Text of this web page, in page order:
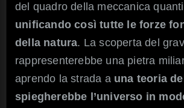
del quadro della meccanica
unificando così tutte le forze
della natura. La scoperta del
rappresenterebbe una pietra
aprendo la strada auna teoria
spiegherebbe l’universo in